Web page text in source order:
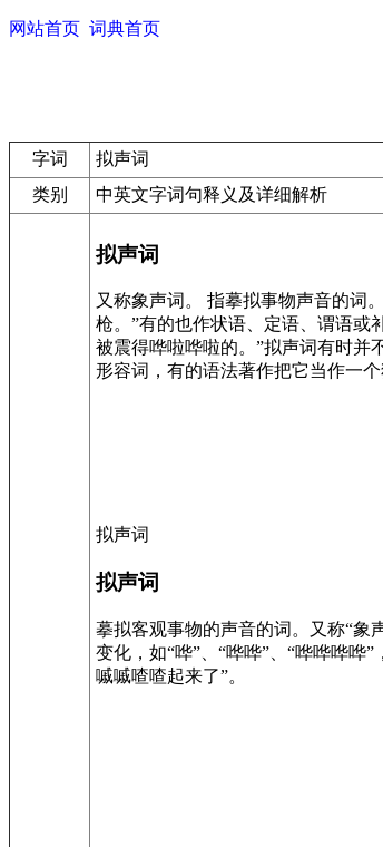
网站首页 词典首页
字词
拟声词
类别
中英文字词句释义及详细解析
拟声词
又称象声词。 指摹拟事物声音的词
枪。”有的也作状语、定语、谓语或
被震得哗啦哗啦的。”拟声词有时并
形容词，有的语法著作把它当作一个
拟声词
拟声词
摹拟客观事物的声音的词。又称“象
变化，如“哗”、“哗哗”、“哗哗哗哗
嘁嘁喳喳起来了”。